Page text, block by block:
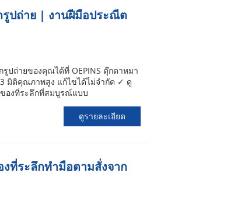
รูปถ่าย | งานฝีมือประณีต
รูปถ่ายของคุณได้ที่ OEPINS ตุ๊กตาหมา
มิติคุณภาพสูง แก้ไขได้ไม่จำกัด ✓ ดู
องที่ระลึกที่สมบูรณ์แบบ
ดูรายละเอียด
งที่ระลึกทำมือตามสั่งจาก